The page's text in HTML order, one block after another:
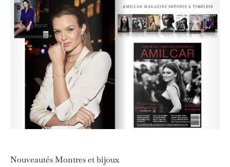
Nouveautés Montres et bijoux